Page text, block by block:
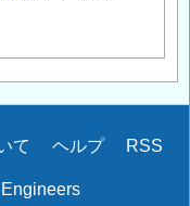
て ヘルプ RSS